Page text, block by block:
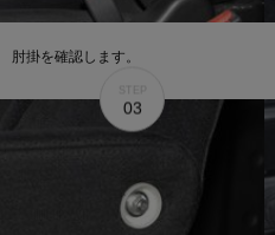
肘掛を確認します。
03